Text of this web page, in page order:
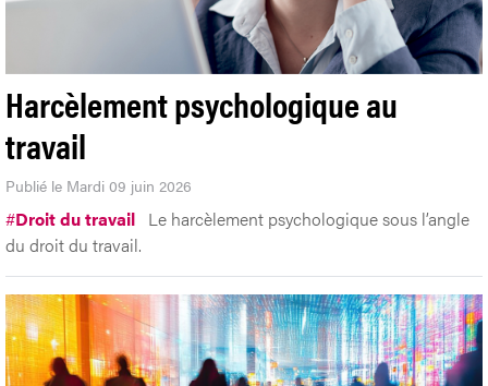
Harcèlement psychologique au
travail
Publié le Mardi 09 juin 2026
#Droit du travail Le harcèlement psychologique sous l’angle
du droit du travail.